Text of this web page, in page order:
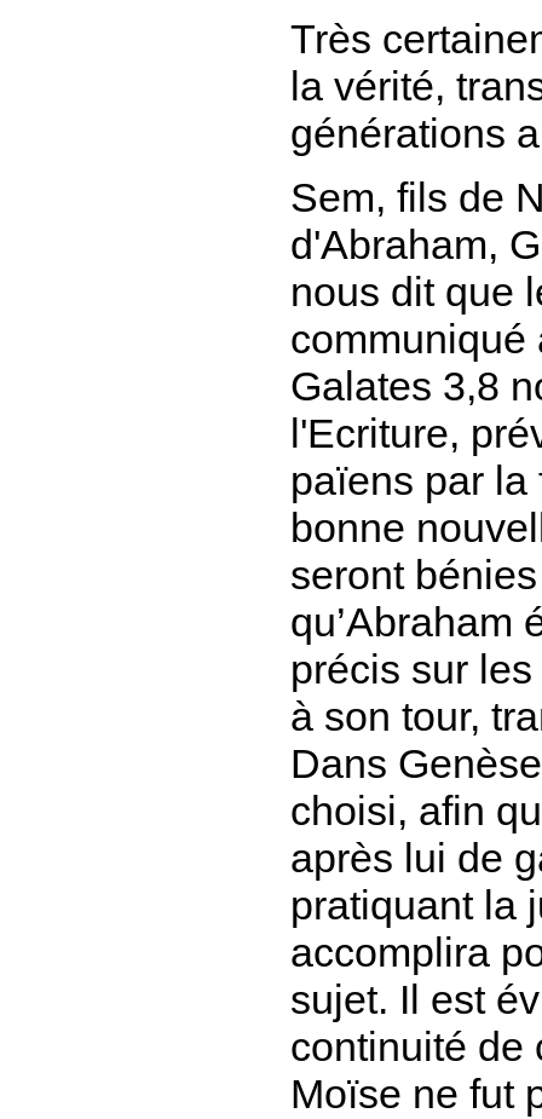
Très
la vérité,
générations
Sem, fils de
d'Abraham,
nous dit que
communiqué
Galates 3,8
l'Ecriture,
païens par la
bonne
seront
qu’Abraham
précis sur
à son tour,
Dans
choisi, afin
après lui de
pratiquant la
accomplira
sujet. Il est
continuité de
Moïse ne fut